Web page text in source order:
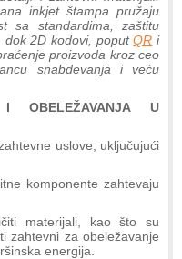
inkjet štampa pružaju
sa standardima, zaštitu
dok 2D kodovi, poputQR i
proizvoda kroz ceo
snabdevanja i veću
OBELEŽAVANJA U
uslove, uključujući
komponente zahtevaju
materijali, kao što su
zahtevni za obeležavanje
energija.